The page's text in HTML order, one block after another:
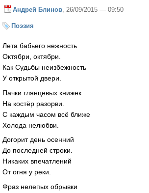
Андрей Блинов , 26/09/2015 — 09:50
Поэзия
Лета бабьего нежность
Октябри, октябри.
Как Судьбы неизбежность
У открытой двери.
Пачки глянцевых книжек
На костёр разорви.
С каждым часом всё ближе
Холода нелюбви.
Догорит день осенний
До последней строки.
Никаких впечатлений
От огня у реки.
Фраз нелепых обрывки